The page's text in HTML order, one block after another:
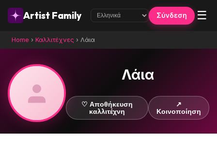
Artist Family Σύνδεση ☰
Home › Καλλιτέχνες › Λάια
Λάια
♡ Αποθήκευση
καλλιτέχνη
↗
Κοινοποίηση